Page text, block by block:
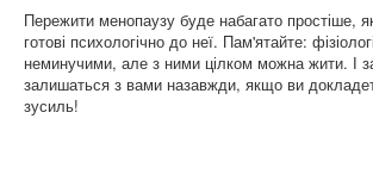
Пережити менопаузу буде набагато простіше,
готові психологічно до неї. Пам'ятайте:
неминучими, але з ними цілком можна жити. І
залишаться з вами назавжди, якщо ви
зусиль!